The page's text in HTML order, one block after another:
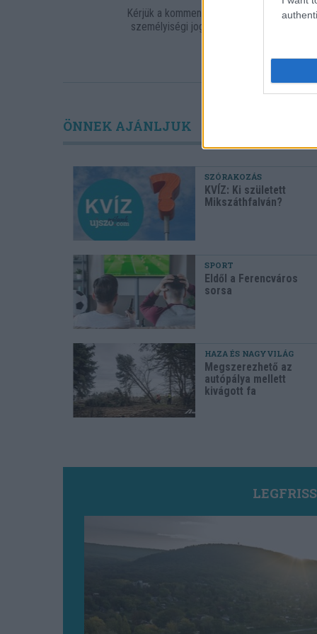
Kérjük a kommentelőket, hogy
személyiségi jogait sérthetik. Egyben
ÖNNEK AJÁNLJUK
SZÓRAKOZÁS
KVÍZ: Ki született
Mikszáthfalván?
SPORT
Eldől a Ferencváros
sorsa
HAZA ÉS NAGYVILÁG
Megszerezhető az
autópálya mellett
kivágott fa